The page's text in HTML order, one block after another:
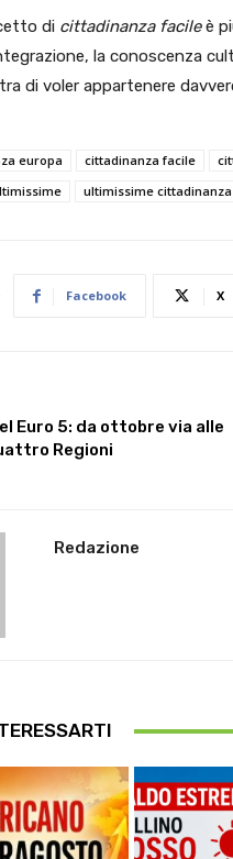
di cittadinanza facileè
la conoscenza
di voler appartenere
europa cittadinanza facile
ultimissime cittadinanza
Facebook X
Euro 5: da ottobre via alle
Regioni
Redazione